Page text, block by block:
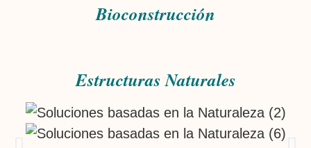
Bioconstrucción
Estructuras Naturales